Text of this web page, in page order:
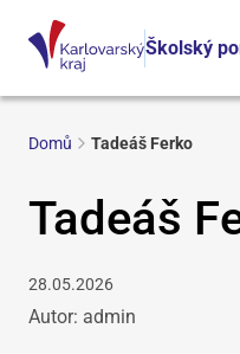
Školský
Domů Tadeáš Ferko
Tadeáš
28.05.2026
Autor: admin